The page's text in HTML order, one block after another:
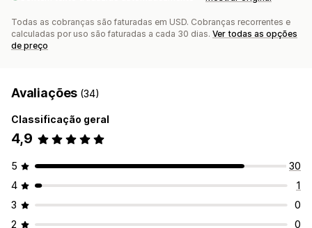
Todas as cobranças são faturadas em USD. Cobranças recorrentes e
calculadas por uso são faturadas a cada 30 dias. Ver todas as opções
de preço
Avaliações (34)
Classificação geral
4,9
5
30
4
1
3
0
2
0